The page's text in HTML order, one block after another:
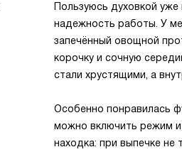
Пользуюсь духовкой
надежность работы. У
запечённый овощной
корочку и сочную
стали хрустящими, а
Особенно понравилась
можно включить режим
находка: при выпечке не